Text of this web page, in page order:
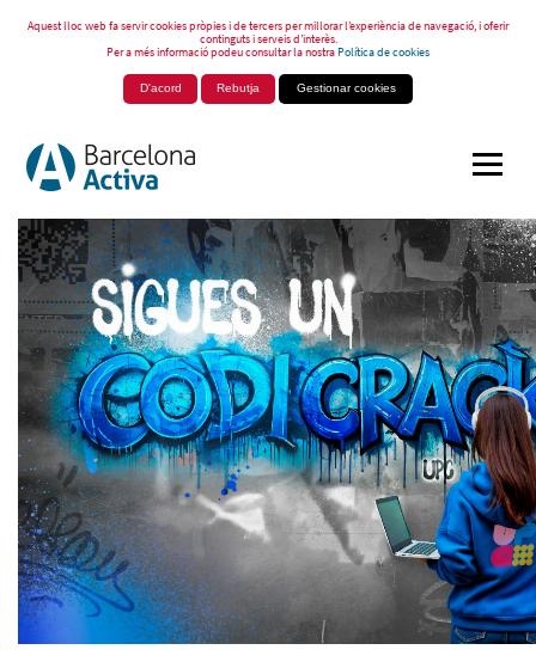
Aquest lloc web fa servir cookies pròpies i de tercers per millorar l’experiència de navegació, i oferir
continguts i serveis d’interès.
Per a més informació podeu consultar la nostraPolítica de cookies
D'acord Rebutja Gestionar cookies